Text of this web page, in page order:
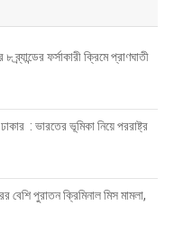
ফর্সাকারী ক্রিমে প্রাণঘাতী
: ভারতের ভূমিকা নিয়ে পররাষ্ট্র
বেশি পুরাতন ক্রিমিনাল মিস মামলা,